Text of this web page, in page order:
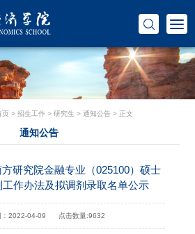
页> 招生工作> 研究生 > 通知公告> 正文
通知公告
研究院金融专业（025100）硕士
作办法及拟调剂录取名单公示
：2022-04-09 点击数量:9632